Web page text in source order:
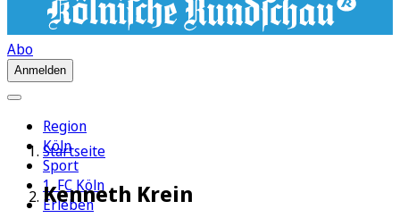
Abo
Anmelden
Region
Köln
Sport
1. FC Köln
Erleben
Startseite
Kenneth Krein